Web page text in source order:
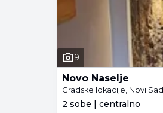
9
Novo Naselje
Gradske lokacije, Novi Sad
2 sobe | centralno